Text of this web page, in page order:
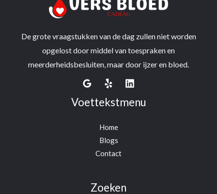
De grote vraagstukken van de dag zullen niet worden
opgelost door middel van toespraken en
meerderheidsbesluiten, maar door ijzer en bloed.
Voettekstmenu
Home
Blogs
Contact
Zoeken